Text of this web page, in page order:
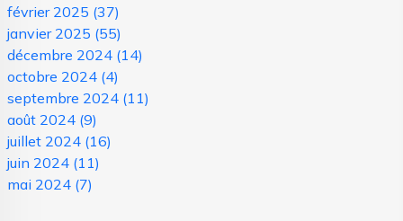
février 2025 (37)
janvier 2025 (55)
décembre 2024 (14)
octobre 2024 (4)
septembre 2024 (11)
août 2024 (9)
juillet 2024 (16)
juin 2024 (11)
mai 2024 (7)